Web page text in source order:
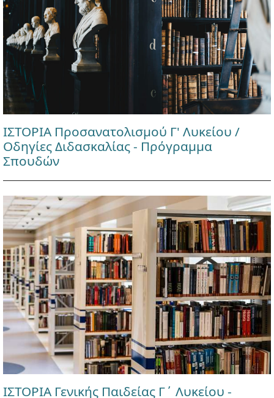
ΙΣΤΟΡΙΑ Προσανατολισμού Γ' Λυκείου /
Οδηγίες Διδασκαλίας - Πρόγραμμα
Σπουδών
ΙΣΤΟΡΙΑ Γενικής Παιδείας Γ΄ Λυκείου -